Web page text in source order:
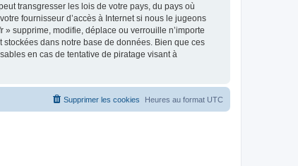
transgresser les lois de votre pays, du pays où
fournisseur d’accès à Internet si nous le jugeons
supprime, modifie, déplace ou verrouille n’importe
dans notre base de données. Bien que ces
en cas de tentative de piratage visant à
Heures au format UTC
Supprimer les cookies